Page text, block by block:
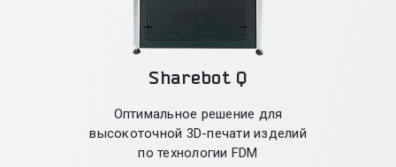
Sharebot Q
Оптимальное решение для
высокоточной 3D-печати изделий
по технологии FDM